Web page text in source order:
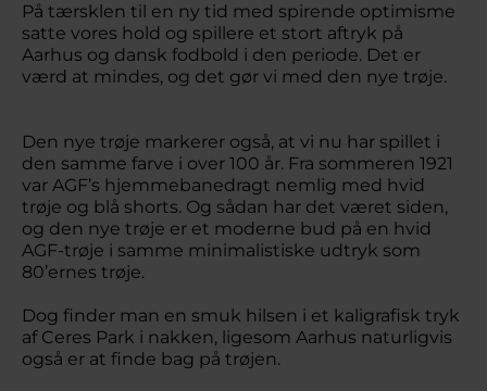
På tærsklen til en ny tid med spirende optimisme
satte vores hold og spillere et stort aftryk på
Aarhus og dansk fodbold i den periode. Det er
værd at mindes, og det gør vi med den nye trøje.
Den nye trøje markerer også, at vi nu har spillet i
den samme farve i over 100 år. Fra sommeren 1921
var AGF’s hjemmebanedragt nemlig med hvid
trøje og blå shorts. Og sådan har det været siden,
og den nye trøje er et moderne bud på en hvid
AGF-trøje i samme minimalistiske udtryk som
80’ernes trøje.
Dog finder man en smuk hilsen i et kaligrafisk tryk
af Ceres Park i nakken, ligesom Aarhus naturligvis
også er at finde bag på trøjen.